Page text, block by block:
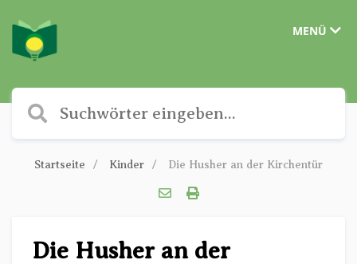
MENÜ
Startseite Kinder Die Husher an der Kirchentür
Die Husher an der